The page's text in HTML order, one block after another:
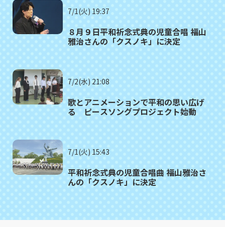
7/1(火) 19:37
８月９日平和祈念式典の児童合唱 福山
雅治さんの「クスノキ」に決定
7/2(水) 21:08
歌とアニメーションで平和の思い広げ
る ピースソングプロジェクト始動
7/1(火) 15:43
平和祈念式典の児童合唱曲 福山雅治さ
んの「クスノキ」に決定